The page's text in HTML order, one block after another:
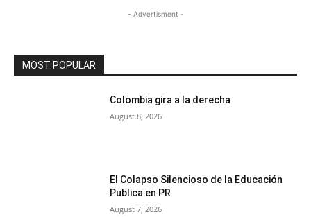
- Advertisment -
MOST POPULAR
Colombia gira a la derecha
August 8, 2026
El Colapso Silencioso de la Educación
Publica en PR
August 7, 2026